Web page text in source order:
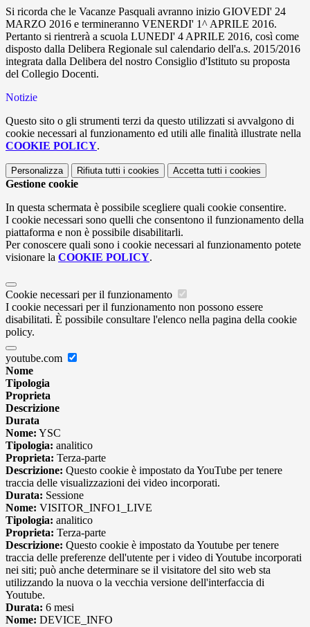
Si ricorda che le Vacanze Pasquali avranno inizio GIOVEDI' 24
MARZO 2016 e termineranno VENERDI' 1^ APRILE 2016.
Pertanto si rientrerà a scuola LUNEDI' 4 APRILE 2016, così come
disposto dalla Delibera Regionale sul calendario dell'a.s. 2015/2016
integrata dalla Delibera del nostro Consiglio d'Istituto su proposta
del Collegio Docenti.
Notizie
Questo sito o gli strumenti terzi da questo utilizzati si avvalgono di
cookie necessari al funzionamento ed utili alle finalità illustrate nella
COOKIE POLICY.
Personalizza Rifiuta tutti i cookies Accetta tutti i cookies
Gestione cookie
In questa schermata è possibile scegliere quali cookie consentire.
I cookie necessari sono quelli che consentono il funzionamento della
piattaforma e non è possibile disabilitarli.
Per conoscere quali sono i cookie necessari al funzionamento potete
visionare la COOKIE POLICY.
Cookie necessari per il funzionamento
I cookie necessari per il funzionamento non possono essere
disabilitati. È possibile consultare l'elenco nella pagina della cookie
policy.
youtube.com
Nome
Tipologia
Proprieta
Descrizione
Durata
Nome: YSC
Tipologia: analitico
Proprieta: Terza-parte
Descrizione: Questo cookie è impostato da YouTube per tenere
traccia delle visualizzazioni dei video incorporati.
Durata: Sessione
Nome: VISITOR_INFO1_LIVE
Tipologia: analitico
Proprieta: Terza-parte
Descrizione: Questo cookie è impostato da Youtube per tenere
traccia delle preferenze dell'utente per i video di Youtube incorporati
nei siti; può anche determinare se il visitatore del sito web sta
utilizzando la nuova o la vecchia versione dell'interfaccia di
Youtube.
Durata: 6 mesi
Nome: DEVICE_INFO